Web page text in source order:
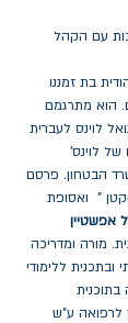
בת זמננו
הוא מתרגמם
לוינס לעברית
לוינס'
הבטחון. פרסם
"  ואסופת
אפשטיין
מורה ומדריכה
ובתכנית ללימודי
בתוכנית
לרפואה ע"ש